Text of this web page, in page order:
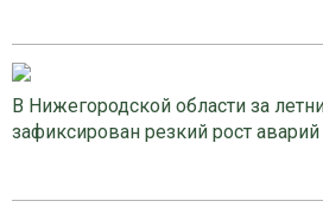
В Нижегородской области за
зафиксирован резкий рост